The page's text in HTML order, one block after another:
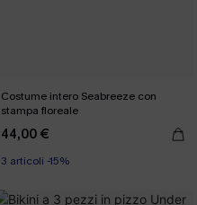
Costume intero Seabreeze con
stampa floreale
44,00 €
3 articoli -15%